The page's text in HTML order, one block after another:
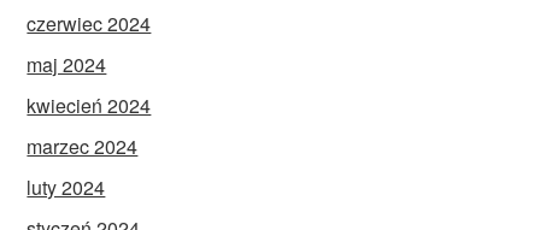
czerwiec 2024
maj 2024
kwiecień 2024
marzec 2024
luty 2024